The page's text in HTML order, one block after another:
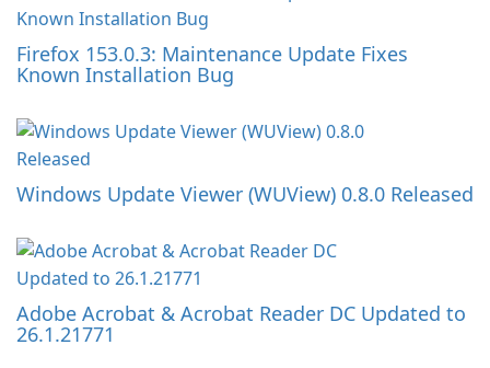
Firefox 153.0.3: Maintenance Update Fixes
Known Installation Bug
Windows Update Viewer (WUView) 0.8.0 Released
Adobe Acrobat & Acrobat Reader DC Updated to
26.1.21771